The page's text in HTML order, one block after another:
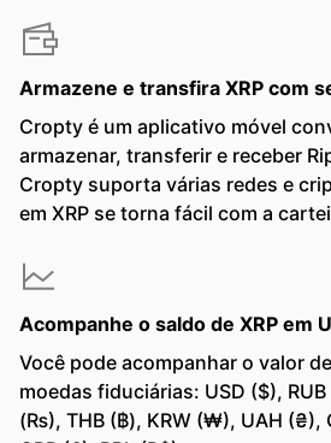
Armazene e transfira XRP com
Cropty é um aplicativo móvel
armazenar, transferir e receber
Cropty suporta várias redes e
em XRP se torna fácil com a
Acompanhe o saldo de XRP em
Você pode acompanhar o valor
moedas fiduciárias: USD ($),
(₨), THB (฿), KRW (₩), UAH (₴),